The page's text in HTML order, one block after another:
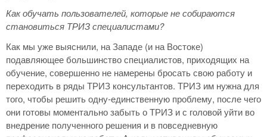
Как обучать пользователей, которые не собираются
становиться ТРИЗ специалистами?
Как мы уже выяснили, на Западе (и на Востоке)
подавляющее большинство специалистов, приходящих на
обучение, совершенно не намерены бросать свою работу и
переходить в ряды ТРИЗ консультантов. ТРИЗ им нужна для
того, чтобы решить одну-единственную проблему, после чего
они готовы моментально забыть о ТРИЗ и с головой уйти во
внедрение полученного решения и в повседневную